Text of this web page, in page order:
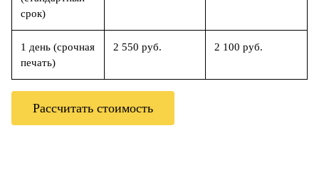
срок)
1 день (срочная
печать)
2 550 руб. 2 100 руб.
Рассчитать стоимость